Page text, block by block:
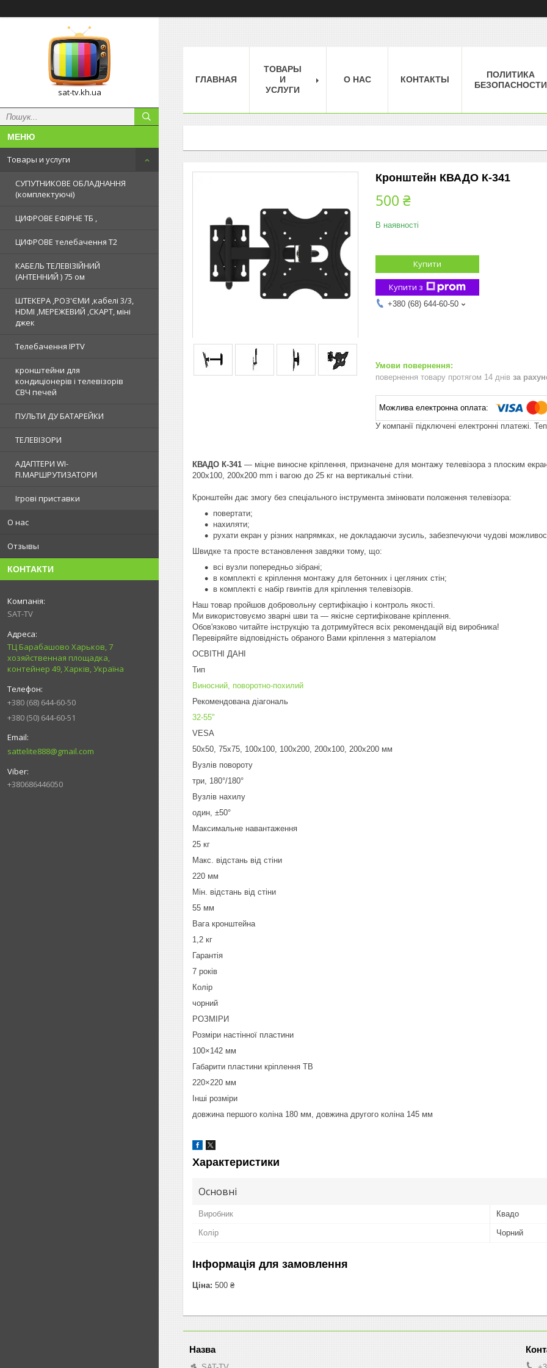
sat-tv.kh.ua
Товары и услуги
СУПУТНИКОВЕ ОБЛАДНАННЯ
(комплектуючі)
ЦИФРОВЕ ЕФІРНЕ ТБ ,
ЦИФРОВЕ телебачення Т2
КАБЕЛЬ ТЕЛЕВІЗІЙНИЙ
(АНТЕННИЙ ) 75 ом
ШТЕКЕРА ,РОЗ'ЄМИ ,кабелі 3/3,
HDMI ,МЕРЕЖЕВИЙ ,СКАРТ, міні
джек
Телебачення IPTV
кронштейни для
кондиціонерів і телевізорів
СВЧ печей
ПУЛЬТИ ДУ БАТАРЕЙКИ
ТЕЛЕВІЗОРИ
АДАПТЕРИ WI-
FI.МАРШРУТИЗАТОРИ
Ігрові приставки
О нас
Отзывы
КОНТАКТИ
SAT-TV
ТЦ Барабашово Харьков, 7
хозяйственная площадка,
контейнер 49, Харків, Україна
+380 (68) 644-60-50
+380 (50) 644-60-51
sattelite888@gmail.com
+380686446050
ГЛАВНАЯ
ТОВАРЫ
И
УСЛУГИ
О НАС КОНТАКТЫ
ПОЛИТИКА
БЕЗОПАСНОСТИ
Кронштейн КВАДО К-341
500 ₴
В наявності
Купити
Купити з
+380 (68) 644-60-50
повернення товару протягом 14 днів за
У компанії підключені електронні платежі.
КВАДО К-341 — міцне виносне кріплення, призначене для монтажу телевізора з плоским
200х100, 200x200 mm і вагою до 25 кг на вертикальні стіни.
Кронштейн дає змогу без спеціального інструмента змінювати положення телевізора:
повертати;
нахиляти;
рухати екран у різних напрямках, не докладаючи зусиль, забезпечуючи чудові
Швидке та просте встановлення завдяки тому, що:
всі вузли попередньо зібрані;
в комплекті є кріплення монтажу для бетонних і цегляних стін;
в комплекті є набір гвинтів для кріплення телевізорів.
Наш товар пройшов добровольну сертифікацію і контроль якості.
Ми використовуємо зварні шви та — якісне сертифіковане кріплення.
Обов'язково читайте інструкцію та дотримуйтеся всіх рекомендацій від виробника!
Перевіряйте відповідність обраного Вами
ОСВІТНІ ДАНІ
Тип
Виносний, поворотно-похилий
Рекомендована діагональ
32-55"
VESA
50х50, 75х75, 100х100, 100х200, 200x100, 200x200 мм
Вузлів повороту
три, 180°/180°
Вузлів нахилу
один, ±50°
Максимальне навантаження
25 кг
Макс. відстань від стіни
220 мм
Мін. відстань від стіни
55 мм
Вага кронштейна
1,2 кг
Гарантія
7 років
Колір
чорний
РОЗМІРИ
Розміри настінної пластини
100×142 мм
Габарити пластини кріплення ТВ
220×220 мм
Інші розміри
довжина першого коліна 180 мм, довжина другого коліна 145 мм
Характеристики
Основні
Виробник Квадо
Колір Чорний
Інформація для замовлення
Ціна: 500 ₴